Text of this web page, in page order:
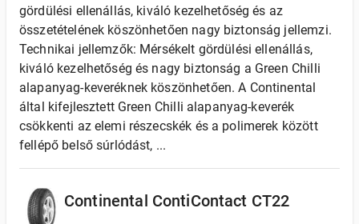
gördülési ellenállás, kiváló kezelhetőség és az
összetételének köszönhetően nagy biztonság jellemzi.
Technikai jellemzők: Mérsékelt gördülési ellenállás,
kiváló kezelhetőség és nagy biztonság a Green Chilli
alapanyag-keveréknek köszönhetően. A Continental
által kifejlesztett Green Chilli alapanyag-keverék
csökkenti az elemi részecskék és a polimerek között
fellépő belső súrlódást, ...
Continental ContiContact CT22